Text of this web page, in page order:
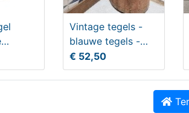
€ 44,95
look
Vintage tegels -
blauwe tegels -
Ster vloertegels -
Peronda
€ 52,50